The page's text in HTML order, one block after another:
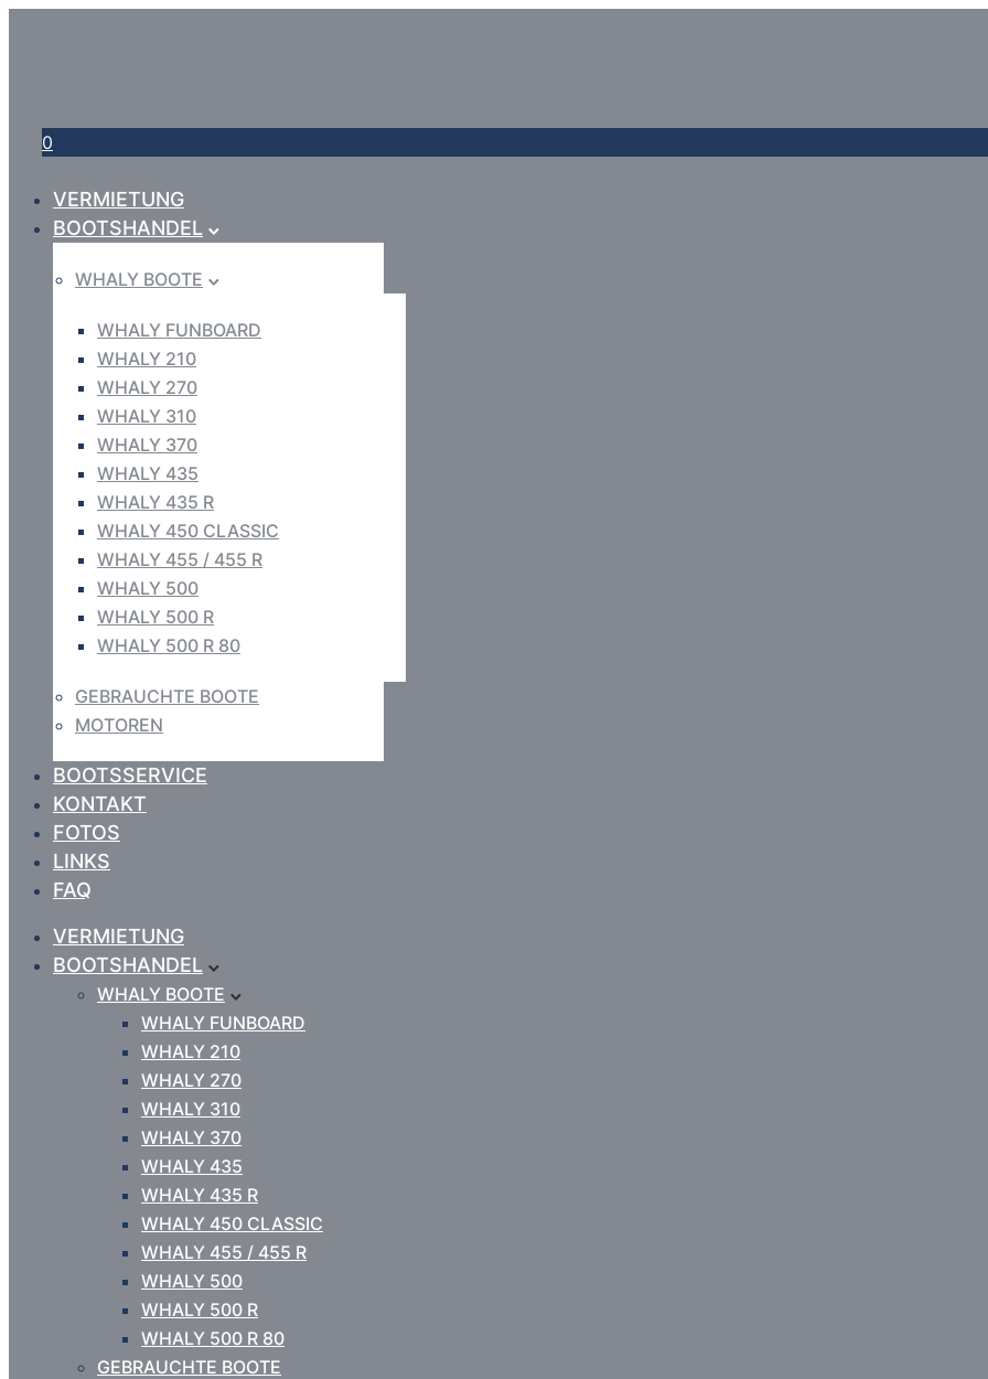
0
VERMIETUNG
BOOTSHANDEL
WHALY BOOTE
WHALY FUNBOARD
WHALY 210
WHALY 270
WHALY 310
WHALY 370
WHALY 435
WHALY 435 R
WHALY 450 CLASSIC
WHALY 455 / 455 R
WHALY 500
WHALY 500 R
WHALY 500 R 80
GEBRAUCHTE BOOTE
MOTOREN
BOOTSSERVICE
KONTAKT
FOTOS
LINKS
FAQ
VERMIETUNG
BOOTSHANDEL
WHALY BOOTE
WHALY FUNBOARD
WHALY 210
WHALY 270
WHALY 310
WHALY 370
WHALY 435
WHALY 435 R
WHALY 450 CLASSIC
WHALY 455 / 455 R
WHALY 500
WHALY 500 R
WHALY 500 R 80
GEBRAUCHTE BOOTE